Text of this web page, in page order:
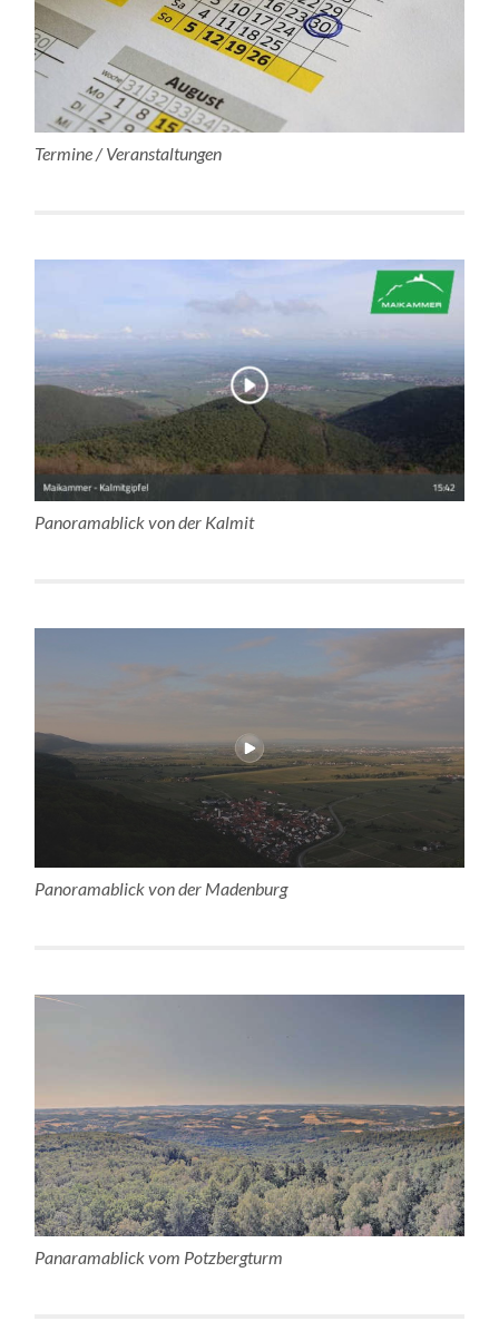
Termine / Veranstaltungen
Panoramablick von der Kalmit
Panoramablick von der Madenburg
Panaramablick vom Potzbergturm